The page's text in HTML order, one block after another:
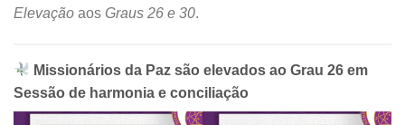
Elevação aos Graus 26 e 30.
Missionários da Paz são elevados ao Grau 26 em
Sessão de harmonia e conciliação